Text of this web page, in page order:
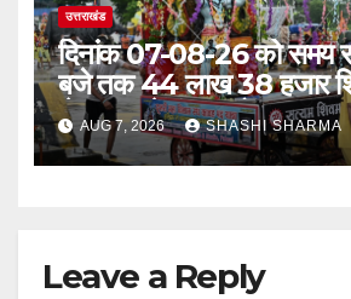
उत्तराखंड
दिनांक 07-08-26 को समय
बजे तक 44 लाख 38 हजार
लेकर अपने गंतव्य को
AUG 7, 2026 SHASHI SHARMA
Leave a Reply